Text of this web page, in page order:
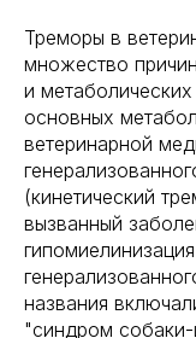
Треморы в
множество
и
основных
ветеринарной
(кинетический
вызванный
названия
"синдром